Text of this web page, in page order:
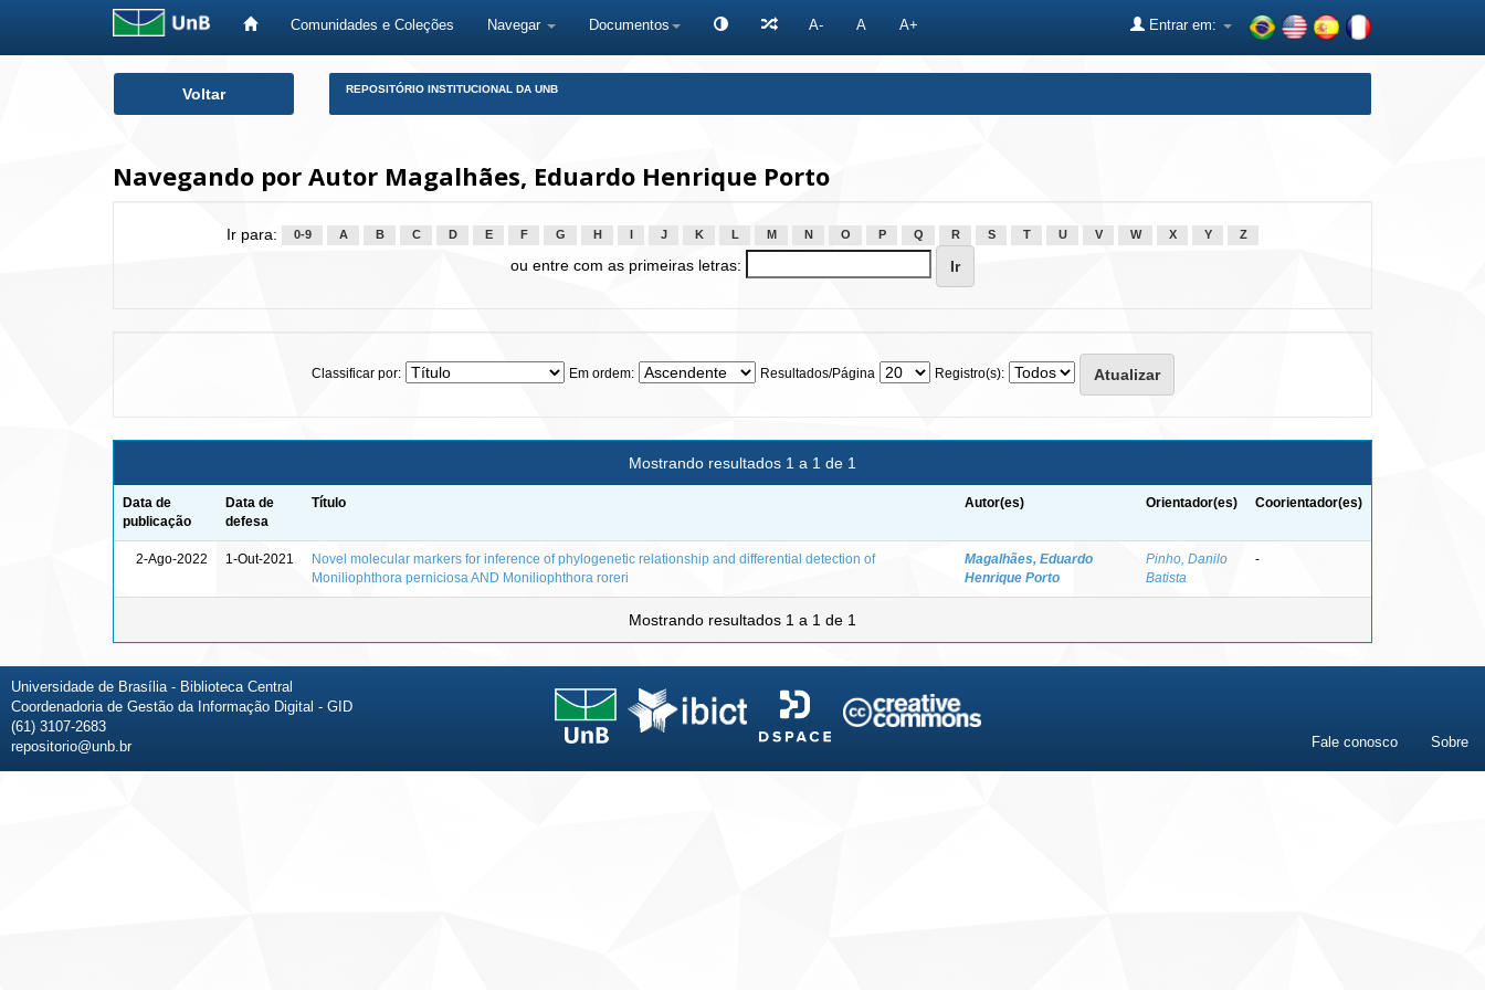
Comunidades e Coleções Navegar Documentos A- A A+ Entrar em:
Voltar REPOSITÓRIO INSTITUCIONAL DA UNB
Navegando por Autor Magalhães, Eduardo Henrique Porto
Ir para: 0-9 A B C D E F G H J K L M N O P Q R S T U V W X Y Z
ou entre com as primeiras letras:
Classificar por: Em ordem: Resultados/Página Registro(s):
Mostrando resultados 1 a 1 de 1
Data de
publicação
Data de
defesa
Título Autor(es) Orientador(es) Coorientador(es)
2-Ago-2022 1-Out-2021
Novel molecular markers for inference of phylogenetic relationship and differential detection of
Moniliophthora perniciosa AND Moniliophthora roreri
Magalhães, Eduardo
Henrique Porto
Pinho, Danilo
Batista
-
Mostrando resultados 1 a 1 de 1
Universidade de Brasília - Biblioteca Central
Coordenadoria de Gestão da Informação Digital - GID
(61) 3107-2683
repositorio@unb.br
Fale conosco Sobre